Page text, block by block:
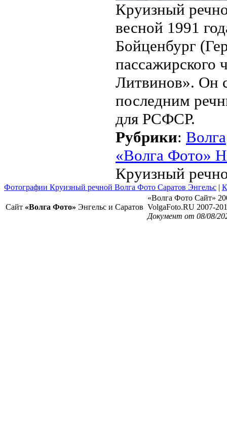
Круизный
весной 1991
Бойценбург
пассажирского
Литвинов». Он
последним
для РСФСР.
Рубрики: Волга
«Волга Фото»
Круизный
Фотографии Круизный речной Волга Фото Саратов Энгельс |
Сайт «Волга Фото» Энгельс и Саратов
«Волга Фото Сайт»
VolgaFoto.RU 2007-
Документ от 08/08/